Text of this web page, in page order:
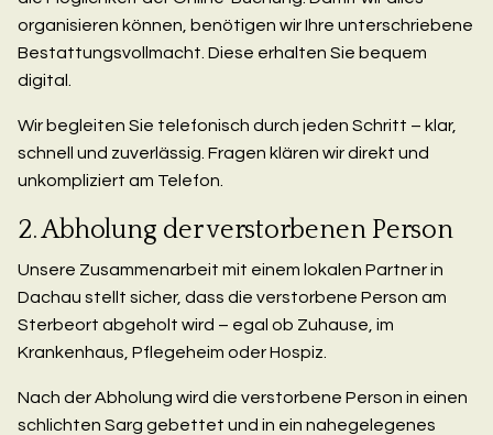
organisieren können, benötigen wir Ihre unterschriebene
Bestattungsvollmacht. Diese erhalten Sie bequem
digital.
Wir begleiten Sie telefonisch durch jeden Schritt – klar,
schnell und zuverlässig. Fragen klären wir direkt und
unkompliziert am Telefon.
2. Abholung der verstorbenen Person
Unsere Zusammenarbeit mit einem lokalen Partner in
Dachau stellt sicher, dass die verstorbene Person am
Sterbeort abgeholt wird – egal ob Zuhause, im
Krankenhaus, Pflegeheim oder Hospiz.
Nach der Abholung wird die verstorbene Person in einen
schlichten Sarg gebettet und in ein nahegelegenes